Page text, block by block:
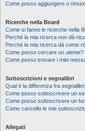
Come posso aggiungere o
Ricerche nella Board
Come si fanno le ricerche nella
Perché la mia ricerca non dà
Perché la mia ricerca dà come
Come posso cercare un utente?
Come posso trovare i miei
Sottoscrizioni e segnalibri
Qual è la differenza fra
Come posso sottoscrivere un
Come posso sottoscrivere un
Come cancello le mie
Allegati